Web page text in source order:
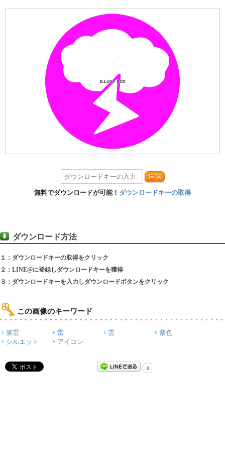
送信
無料でダウンロードが可能！ ダウンロードキーの取得
ダウンロード方法
１：ダウンロードキーの取得をクリック
２：LINE@に登録しダウンロードキーを獲得
３：ダウンロードキーを入力しダウンロードボタンをクリック
この画像のキーワード
落雷 雷 雲
紫色
シルエット
アイコン
0